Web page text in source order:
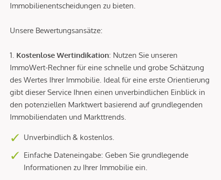
Immobilienentscheidungen zu bieten.
Unsere Bewertungsansätze:
1. Kostenlose Wertindikation: Nutzen Sie unseren
ImmoWert-Rechner für eine schnelle und grobe Schätzung
des Wertes Ihrer Immobilie. Ideal für eine erste Orientierung
gibt dieser Service Ihnen einen unverbindlichen Einblick in
den potenziellen Marktwert basierend auf grundlegenden
Immobiliendaten und Markttrends.
Unverbindlich & kostenlos.
Einfache Dateneingabe: Geben Sie grundlegende
Informationen zu Ihrer Immobilie ein.